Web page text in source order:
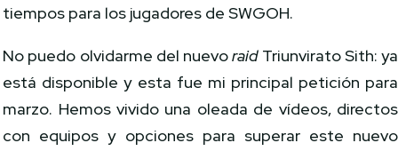
tiempos para los jugadores de SWGOH.
No puedo olvidarme del nuevoraidTriunvirato Sith: ya
está disponible y esta fue mi principal petición para
marzo. Hemos vivido una oleada de vídeos, directos
con equipos y opciones para superar este nuevo